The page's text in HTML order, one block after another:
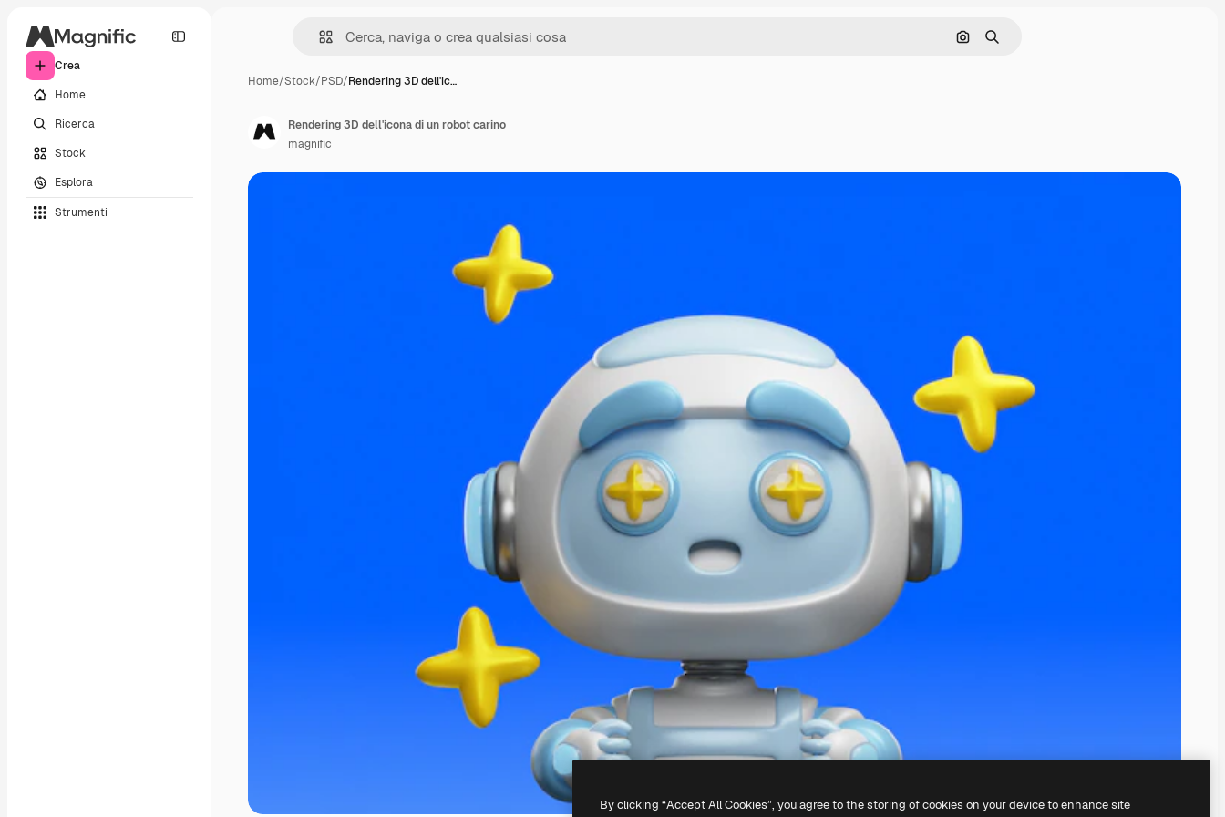
Crea
Home
Ricerca
Stock
Esplora
Strumenti
Cerca per immagine
Ricerca
Home/Stock/PSD/Rendering 3D dell'ic…
Rendering 3D dell'icona di un robot carino
magnific
By clicking “Accept All Cookies”, you agree to the storing of cookies on your device to enhance site